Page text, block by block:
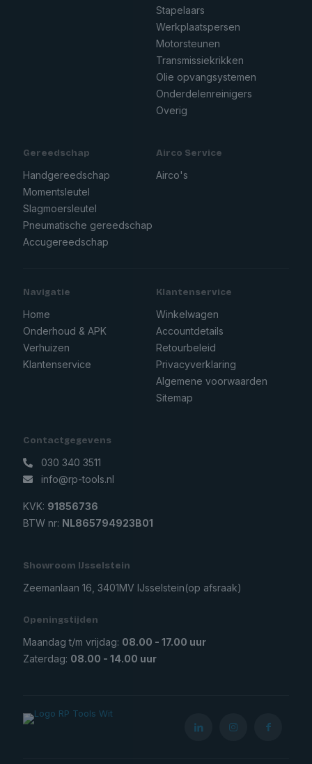
Stapelaars
Werkplaatspersen
Motorsteunen
Transmissiekrikken
Olie opvangsystemen
Onderdelenreinigers
Overig
Gereedschap
Handgereedschap
Momentsleutel
Slagmoersleutel
Pneumatische gereedschap
Accugereedschap
Airco Service
Airco's
Navigatie
Home
Onderhoud & APK
Verhuizen
Klantenservice
Klantenservice
Winkelwagen
Accountdetails
Retourbeleid
Privacyverklaring
Algemene voorwaarden
Sitemap
Contactgegevens
030 340 3511
info@rp-tools.nl
KVK: 91856736
BTW nr: NL865794923B01
Showroom IJsselstein
Zeemanlaan 16, 3401MV IJsselstein(op afsraak)
Openingstijden
Maandag t/m vrijdag: 08.00 - 17.00 uur
Zaterdag: 08.00 - 14.00 uur